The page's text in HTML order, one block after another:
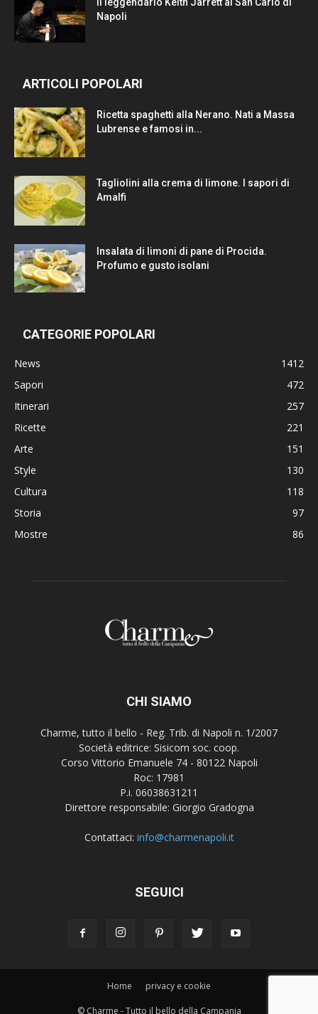
Napoli
ARTICOLI POPOLARI
Ricetta spaghetti alla Nerano. Nati a Massa
Lubrense e famosi in...
Tagliolini alla crema di limone. I sapori di
Amalfi
Insalata di limoni di pane di Procida.
Profumo e gusto isolani
CATEGORIE POPOLARI
News
1412
Sapori
472
Itinerari
257
Ricette
221
Arte
151
Style
130
Cultura
118
Storia
97
Mostre
86
CHI SIAMO
Charme, tutto il bello - Reg. Trib. di Napoli n. 1/2007
Società editrice: Sisicom soc. coop.
Corso Vittorio Emanuele 74 - 80122 Napoli
Roc: 17981
P.i. 06038631211
Direttore responsabile: Giorgio Gradogna
Contattaci: info@charmenapoli.it
SEGUICI
Home privacy e cookie
© Charme - Tutto il bello della Campania